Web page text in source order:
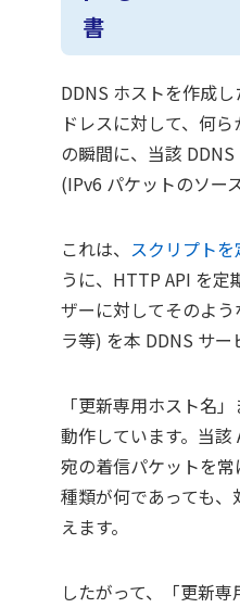
書
DDNS ホストを作成
ドレスに対して、何
の瞬間に、当該
(IPv6 パケットのソー
これは、 スクリプト
うに、HTTP API を
ザーに対してそのよ
ラ等) を本 DDNS サ
「更新専用ホスト名
動作しています。当
宛の着信パケットを
種類が何であっても
えます。
したがって、「更新